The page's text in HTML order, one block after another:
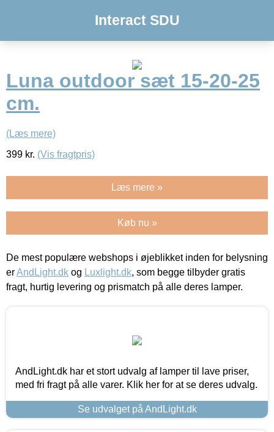
Interact SDU
Luna outdoor sæt 15-20-25
cm.
(Læs mere)
399 kr. (Vis fragtpris)
Læs mere »
Køb nu »
De mest populære webshops i øjeblikket inden for belysning
erAndLight.dk og Luxlight.dk, som begge tilbyder gratis
fragt, hurtig levering og prismatch på alle deres lamper.
AndLight.dk har et stort udvalg af lamper til lave priser,
med fri fragt på alle varer. Klik her for at se deres udvalg.
Se udvalget på AndLight.dk